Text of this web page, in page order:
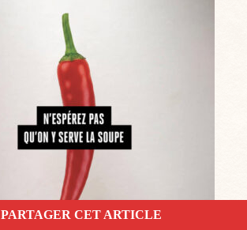
PARTAGER CET ARTICLE